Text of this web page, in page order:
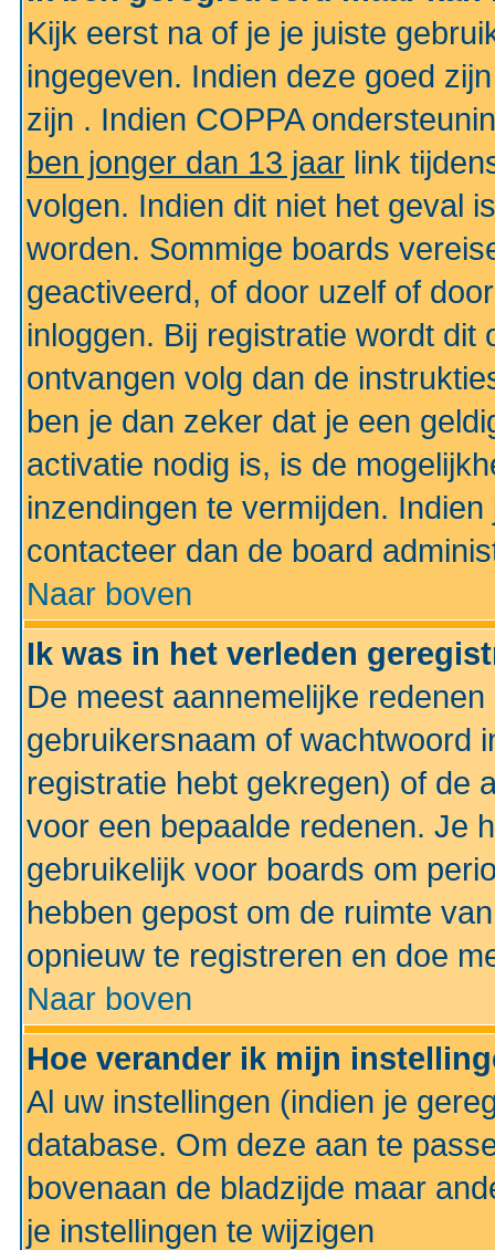
Kijk eerst na of je je juiste
ingegeven. Indien deze goed
zijn . Indien COPPA
ben jonger dan 13 jaar link
volgen. Indien dit niet het geval
worden. Sommige boards
geactiveerd, of door uzelf of
inloggen. Bij registratie wordt dit
ontvangen volg dan de
ben je dan zeker dat je een
activatie nodig is, is de
inzendingen te vermijden.
contacteer dan de board
Naar boven
Ik was in het verleden
De meest aannemelijke
gebruikersnaam of wachtwoord
registratie hebt gekregen) of de
voor een bepaalde redenen. Je
gebruikelijk voor boards om
hebben gepost om de ruimte
opnieuw te registreren en doe
Naar boven
Hoe verander ik mijn
Al uw instellingen (indien je
database. Om deze aan te
bovenaan de bladzijde maar
je instellingen te wijzigen